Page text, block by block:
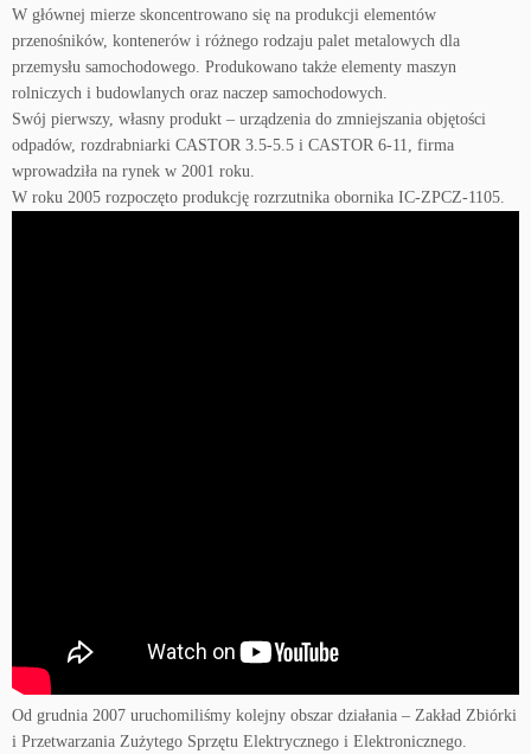
W głównej mierze skoncentrowano się na produkcji elementów
przenośników, kontenerów i różnego rodzaju palet metalowych dla
przemysłu samochodowego. Produkowano także elementy maszyn
rolniczych i budowlanych oraz naczep samochodowych.
Swój pierwszy, własny produkt – urządzenia do zmniejszania objętości
odpadów, rozdrabniarki CASTOR 3.5-5.5 i CASTOR 6-11, firma
wprowadziła na rynek w 2001 roku.
W roku 2005 rozpoczęto produkcję rozrzutnika obornika IC-ZPCZ-1105.
Od grudnia 2007 uruchomiliśmy kolejny obszar działania – Zakład Zbiórki
i Przetwarzania Zużytego Sprzętu Elektrycznego i Elektronicznego.